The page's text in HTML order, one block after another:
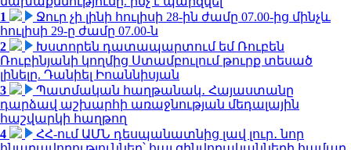
1
Ջուր չի լինի հուլիսի 28-ին ժամը 07.00-ից մինչև
հուլիսի 29-ը ժամը 07.00-ն
2
Խստորեն դատապարտում եմ Ռուբեն
Ռուբինյանի կողմից Ստամբուլում թուրք տեսած
լինելը. Դանիել Իոաննիսյան
3
Պատմական հաղթանակ․ Հայաստանը
դարձավ աշխարհի առաջնության մեդալային
հաշվարկի հաղթող
4
ՀՀ-ում ԱՄՆ դեսպանատնից լավ լուր․ նոր